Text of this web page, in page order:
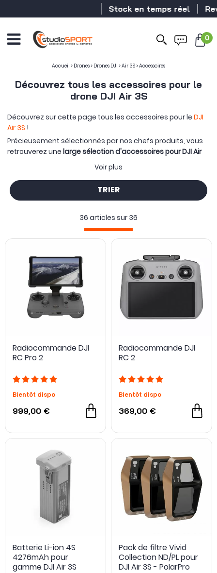
Stock en temps réel
0
Accueil > Drones> Drones DJI >Air 3S>Accessoires
Découvrez tous les accessoires pour le
drone DJI Air 3S
Découvrez sur cette page tous les accessoires pour le DJI
Air 3S !
Précieusement sélectionnés par nos chefs produits, vous
retrouverez une large sélection d'accessoires pour DJI Air
, support pour tablette, accessoires
de radiocommande, câbles de connexion, pistes de
décollage/atterrissage, protection d'hélices…
Qu'ils soient des
l'utilisation du DJI Air 3S. Si vous recherchez des
pour améliorer la qualité vidéos de votre DJI Air
3S, suivez le lien précédent !
Voir plus
TRIER
36 articles sur 36
Radiocommande DJI
RC Pro 2
Bientôt dispo
999,00 €
Radiocommande DJI
RC 2
Bientôt dispo
369,00 €
Batterie Li-ion 4S
4276mAh pour
gamme DJI Air 3S
Pack de filtre Vivid
Collection ND/PL pour
DJI Air 3S - PolarPro